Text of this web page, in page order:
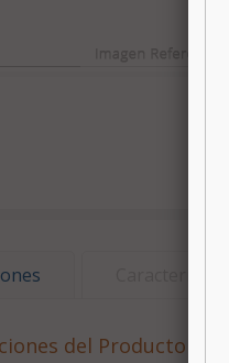
del Producto